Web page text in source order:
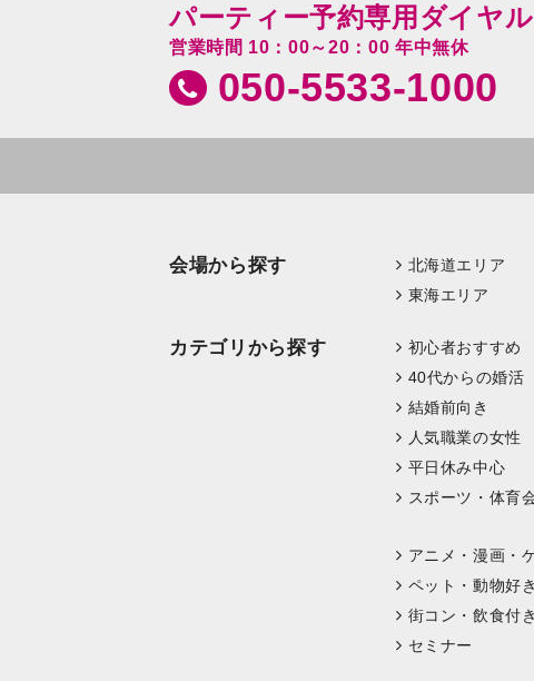
パーティー予約専用ダイヤル
営業時間 10：00～20：00 年中無休
050-5533-1000
会場から探す 北海道エリア
東海エリア
カテゴリから探す 初心者おすすめ
40代からの婚活
結婚前向き
人気職業の女性
平日休み中心
スポーツ・体育
アニメ・漫画・
ペット・動物好き
街コン・飲食付
セミナー